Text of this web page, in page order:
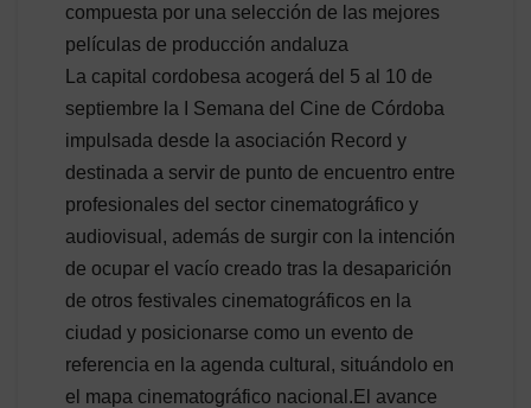
compuesta por una selección de las mejores
películas de producción andaluza
La capital cordobesa acogerá del 5 al 10 de
septiembre la I Semana del Cine de Córdoba
impulsada desde la asociación Record y
destinada a servir de punto de encuentro entre
profesionales del sector cinematográfico y
audiovisual, además de surgir con la intención
de ocupar el vacío creado tras la desaparición
de otros festivales cinematográficos en la
ciudad y posicionarse como un evento de
referencia en la agenda cultural, situándolo en
el mapa cinematográfico nacional.El avance